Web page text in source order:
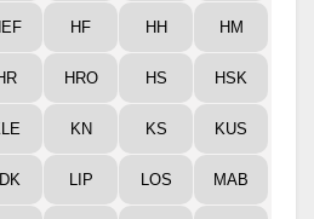
HF HH HM
HRO HS HSK
KN KS KUS
LDK LIP LOS MAB